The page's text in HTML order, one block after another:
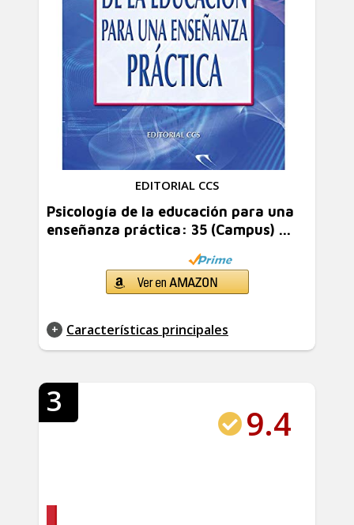
EDITORIAL CCS
Psicología de la educación para una
enseñanza práctica: 35 (Campus) ...
Características principales
3
9.4